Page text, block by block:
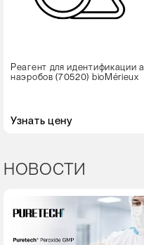
Реагент для идентификации а
наэробов (70520) bioMérieux
Узнать цену
НОВОСТИ